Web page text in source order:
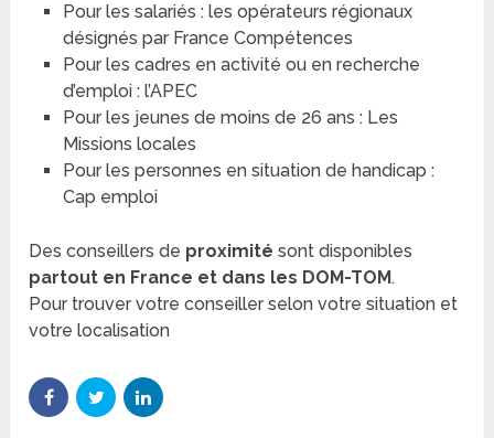
Pour les salariés : les opérateurs régionaux
désignés par France Compétences
Pour les cadres en activité ou en recherche
d’emploi : l’APEC
Pour les jeunes de moins de 26 ans : Les
Missions locales
Pour les personnes en situation de handicap :
Cap emploi
Des conseillers de proximité sont disponibles
partout en France et dans les DOM-TOM.
Pour trouver votre conseiller selon votre situation et
votre localisation